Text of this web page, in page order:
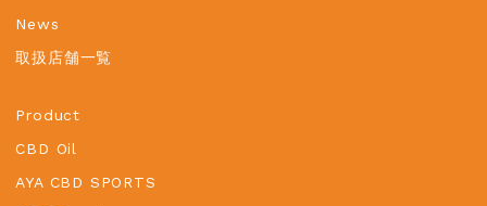
News
取扱店舗一覧
Product
CBD Oil
AYA CBD SPORTS